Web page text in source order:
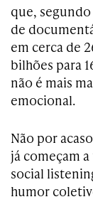
que,
de
em cerca de
bilhões para
não é mais
emocional.
Não por
já começam
social
humor